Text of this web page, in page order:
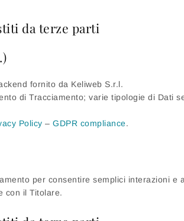
da terze parti
fornito da Keliweb S.r.l.
di Tracciamento; varie tipologie di Dati
Policy – GDPR compliance.
per consentire semplici interazioni
con il Titolare.